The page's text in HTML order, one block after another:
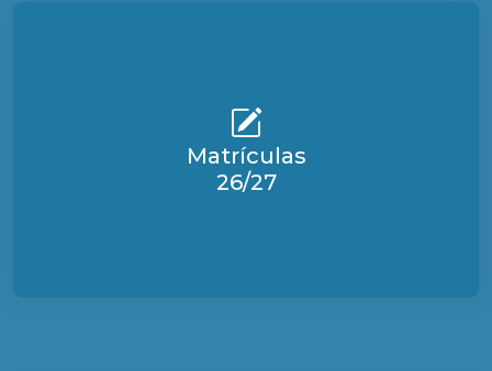
Matrículas
26/27